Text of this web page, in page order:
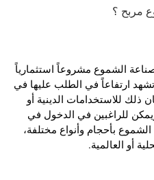
مربح ؟
الشموع مشروعاً استثمارياً
ارتفاعاً في الطلب عليها في
ذلك للاستخدامات الدينية أو
ويمكن للراغبين في الدخول في
بأحجام وأنواع مختلفة،
أو العالمية.